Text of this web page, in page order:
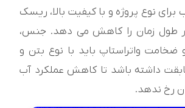
برای نوع پروژه و با کیفیت بالا، ریسک
طول زمان را کاهش می دهد. جنس،
ضخامت واتراستاپ باید با نوع بتن و
داشته باشد تا کاهش عملکرد آب
رخ ندهد.